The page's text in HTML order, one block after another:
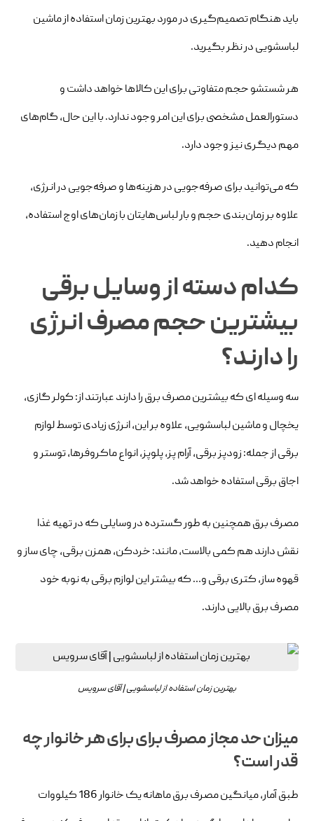
باید هنگام تصمیم‌گیری در مورد بهترین زمان استفاده از ماشین
لباسشویی در نظر بگیرید.
هر شستشو حجم متفاوتی برای این کالاها خواهد داشت و
دستورالعمل مشخصی برای این امر وجود ندارد. با این حال، گام‌های
مهم دیگری نیز وجود دارد.
که می‌توانید برای صرفه‌جویی در هزینه‌ها و صرفه‌جویی در انرژی،
علاوه بر زمان‌بندی حجم و بار لباس‌هایتان با زمان‌های اوج استفاده،
انجام دهید.
کدام دسته از وسایل برقی
بیشترین حجم مصرف انرژی
را دارند؟
سه وسیله ای که بیشترین مصرف برق را دارند عبارتند از: کولر گازی،
یخچال و ماشین لباسشویی، علاوه بر این، انرژی زیادی توسط لوازم
برقی از جمله: زودپز برقی، آرام پز، پلوپز، انواع ماکروفرها، توستر و
اجاق برقی استفاده خواهد شد.
مصرف برق همچنین به طور گسترده در وسایلی که در تهیه غذا
نقش دارند هم کمی بالاست، مانند: خردکن، همزن برقی، چای ساز و
قهوه ساز، کتری برقی و… که بیشتر این لوازم برقی به نوبه خود
مصرف برق بالایی دارند.
بهترین زمان استفاده از لباسشویی | آقای سرویس
میزان حد مجاز مصرف برای برای هر خانوار چه
قدر است؟
طبق آمار، میانگین مصرف برق ماهانه یک خانوار 186 کیلووات